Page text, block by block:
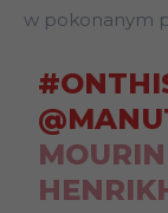
w pokonanym